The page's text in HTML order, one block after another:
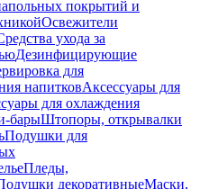
покрытий и
Освежители
ухода за
Дезинфицирующие
для
напитковАксессуары для
для охлаждения
барыШтопоры, открывалки
Подушки для
Пледы,
декоративныеМаски,